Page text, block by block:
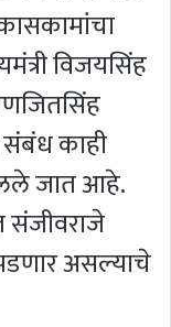
विजयसिंह
काही
जात आहे.
संजीवराजे
असल्याचे